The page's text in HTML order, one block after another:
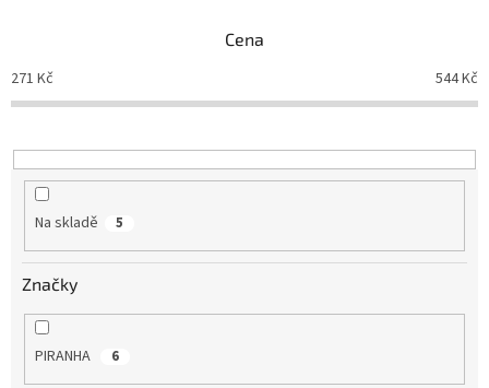
p
r
o
u
Cena
271 Kč 544Kč
Na skladě 5
Značky
PIRANHA 6